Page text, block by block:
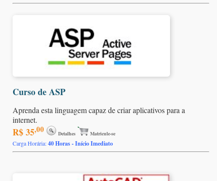
Curso de ASP
Aprenda esta linguagem capaz de criar aplicativos para a
internet.
R$ 35,00 Detalhes Matricule-se
Carga Horária:40 Horas - Início Imediato